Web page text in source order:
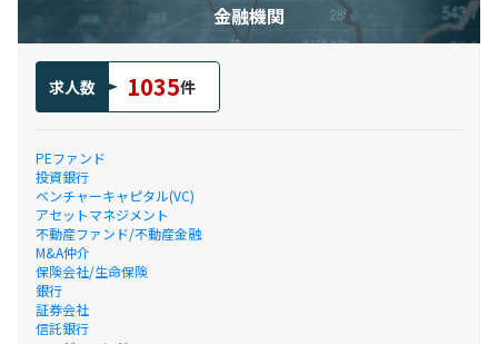
金融機関
求人数 1035件
PEファンド
投資銀行
ベンチャーキャピタル(VC)
アセットマネジメント
不動産ファンド/不動産金融
M&A仲介
保険会社/生命保険
銀行
証券会社
信託銀行